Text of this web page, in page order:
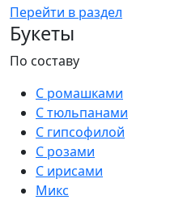
Перейти в раздел
Букеты
По составу
С ромашками
С тюльпанами
С гипсофилой
С розами
С ирисами
Микс